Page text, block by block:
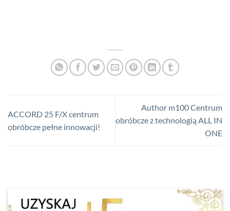
ACCORD 25 F/X centrum
obróbcze pełne innowacji!
Author m100 Centrum
obróbcze z technologią ALL IN
ONE